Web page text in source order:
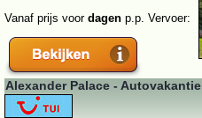
Vanaf prijs voor dagen p.p. Vervoer:
Alexander Palace - Autovakantie